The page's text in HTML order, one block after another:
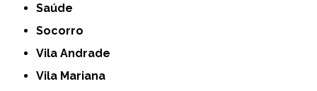
Saúde
Socorro
Vila Andrade
Vila Mariana